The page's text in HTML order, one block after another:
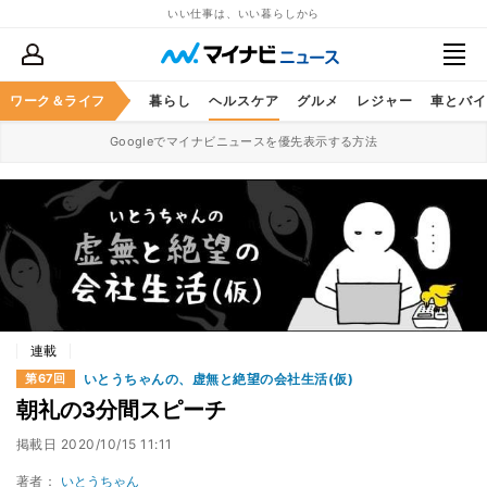
いい仕事は、いい暮らしから
ワーク＆ライフ
ススキル マネー 暮らし ヘルスケア グルメ レジャー 車とバ
Googleでマイナビニュースを優先表示する方法
連載
第67回 いとうちゃんの、虚無と絶望の会社生活(仮)
朝礼の3分間スピーチ
掲載日 2020/10/15 11:11
著者： いとうちゃん